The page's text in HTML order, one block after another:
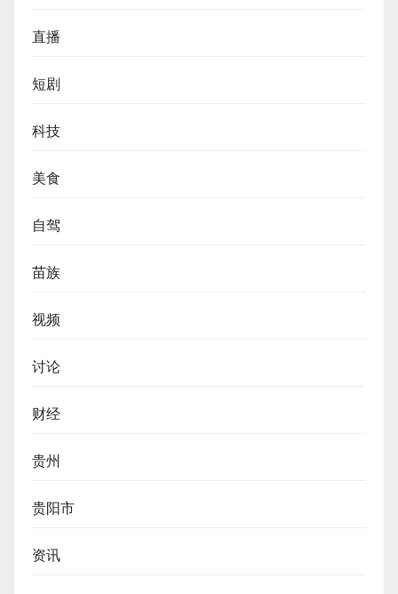
直播
短剧
科技
美食
自驾
苗族
视频
讨论
财经
贵州
贵阳市
资讯